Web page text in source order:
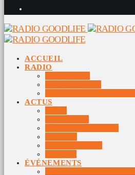
ACCUEIL
RADIO
ACTUS
ÉVÉNEMENTS